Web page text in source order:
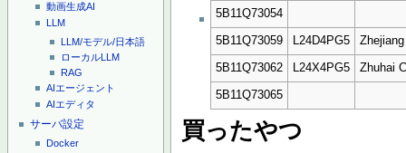
動画生成AI
LLM
LLM/モデル/日本語
ローカルLLM
RAG
AIエージェント
AIエディタ
サーバ設定
Docker
5B11Q73054
5B11Q73059 L24D4PG5
5B11Q73062 L24X4PG5 Zhuhai
5B11Q73065
買ったやつ